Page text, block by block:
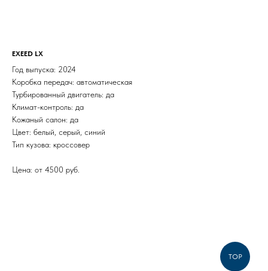
EXEED LX
Год выпуска: 2024
Коробка передач: автоматическая
Турбированный двигатель: да
Климат-контроль: да
Кожаный салон: да
Цвет: белый, серый, синий
Тип кузова: кроссовер
Цена: от 4500 руб.
TOP